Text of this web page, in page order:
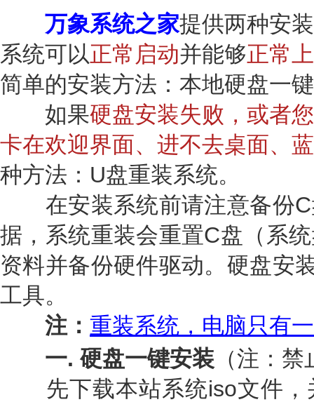
万象系统之家提供两种安
系统可以正常启动并能够正常
简单的安装方法：本地硬盘一
如果硬盘安装失败，或者
卡在欢迎界面、进不去桌面、
种方法：U盘重装系统。
在安装系统前请注意备份C
据，系统重装会重置C盘（系
资料并备份硬件驱动。硬盘安
工具。
注： 重装系统，电脑只有
一. 硬盘一键安装 （注：
先下载本站系统iso文件，